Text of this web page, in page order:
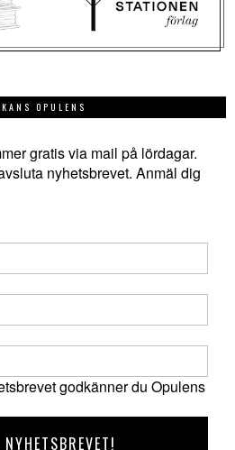
OPULENS
gratis via mail på lördagar.
nyhetsbrevet. Anmäl dig
godkänner du Opulens